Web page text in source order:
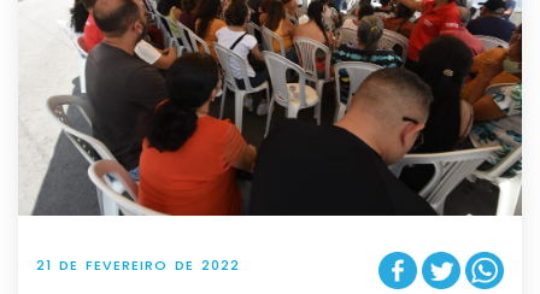
21 DE FEVEREIRO DE 2022